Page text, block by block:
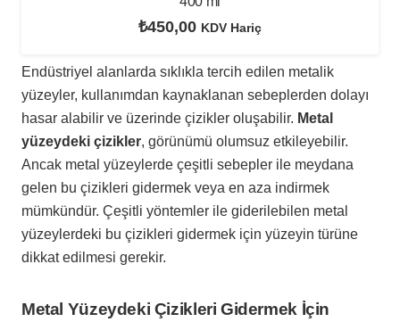
₺450,00 KDV Hariç
Endüstriyel alanlarda sıklıkla tercih edilen metalik
yüzeyler, kullanımdan kaynaklanan sebeplerden dolayı
hasar alabilir ve üzerinde çizikler oluşabilir. Metal
yüzeydeki çizikler, görünümü olumsuz etkileyebilir.
Ancak metal yüzeylerde çeşitli sebepler ile meydana
gelen bu çizikleri gidermek veya en aza indirmek
mümkündür. Çeşitli yöntemler ile giderilebilen metal
yüzeylerdeki bu çizikleri gidermek için yüzeyin türüne
dikkat edilmesi gerekir.
Metal Yüzeydeki Çizikleri Gidermek İçin